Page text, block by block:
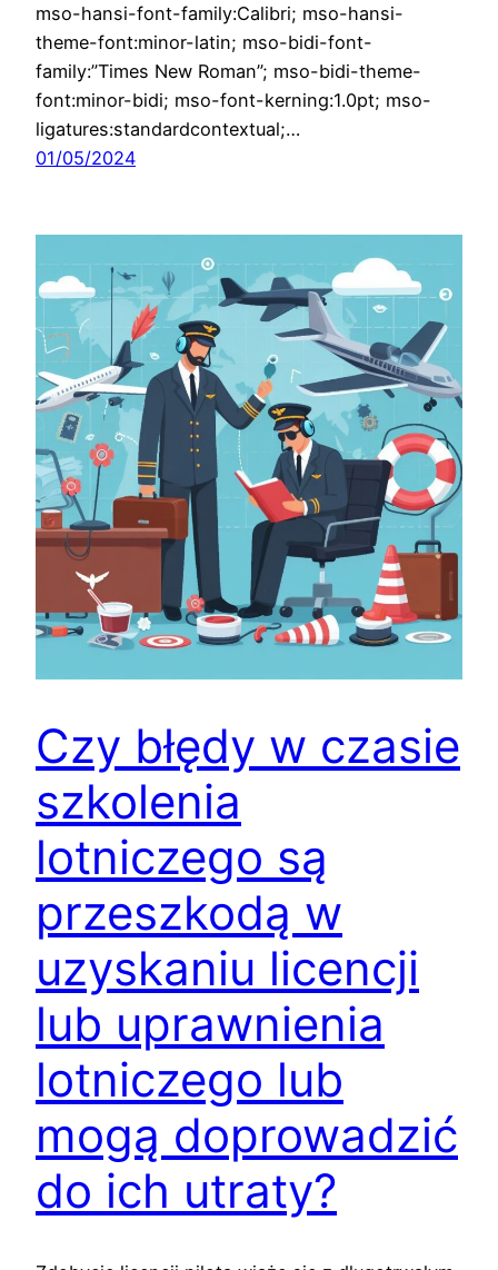
mso-hansi-font-family:Calibri; mso-hansi-
theme-font:minor-latin; mso-bidi-font-
family:”Times New Roman”; mso-bidi-theme-
font:minor-bidi; mso-font-kerning:1.0pt; mso-
ligatures:standardcontextual;…
01/05/2024
Czy błędy w czasie
szkolenia
lotniczego są
przeszkodą w
uzyskaniu licencji
lub uprawnienia
lotniczego lub
mogą doprowadzić
do ich utraty?